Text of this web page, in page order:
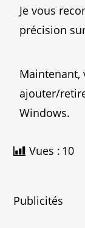
Je vous
précision
Maintenant,
ajouter/
Windows.
Vues : 10
Publicités